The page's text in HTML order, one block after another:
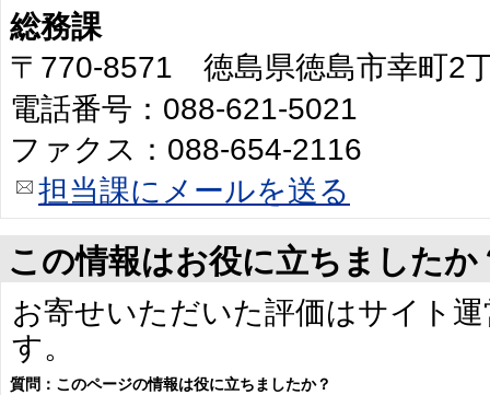
総務課
〒770-8571 徳島県徳島市幸町2
電話番号：088-621-5021
ファクス：088-654-2116
担当課にメールを送る
この情報はお役に立ちましたか
お寄せいただいた評価はサイト
す。
質問：このページの情報は役に立ちましたか？